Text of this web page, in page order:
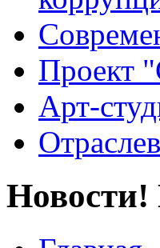
Проект
Арт-
Новости!